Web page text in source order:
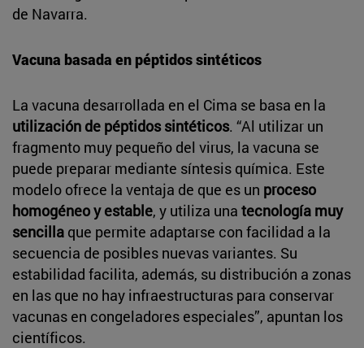
de Navarra.
Vacuna basada en péptidos sintéticos
La vacuna desarrollada en el Cima se basa en la
utilización de péptidos sintéticos. “Al utilizar un
fragmento muy pequeño del virus, la vacuna se
puede preparar mediante síntesis química. Este
modelo ofrece la ventaja de que es un proceso
homogéneo y estable, y utiliza una tecnología muy
sencilla que permite adaptarse con facilidad a la
secuencia de posibles nuevas variantes. Su
estabilidad facilita, además, su distribución a zonas
en las que no hay infraestructuras para conservar
vacunas en congeladores especiales”, apuntan los
científicos.